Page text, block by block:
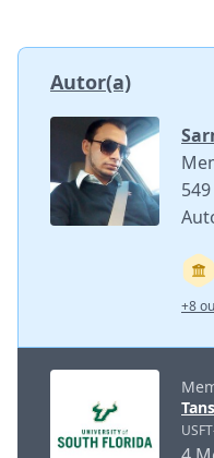
Autor(a)
+8